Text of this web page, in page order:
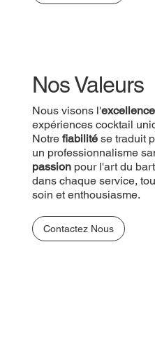
Nos Valeurs
Nous visons l'excellence
expériences cocktail
Notre fiabilité se traduit
un professionnalisme
passionpour l'art du
dans chaque service,
soin et enthousiasme.
Contactez Nous